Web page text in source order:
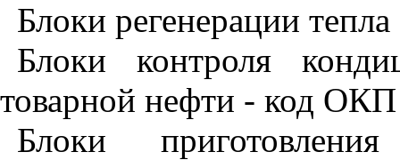
Блоки регенерации
Блоки контроля
товарной нефти - код
Блоки